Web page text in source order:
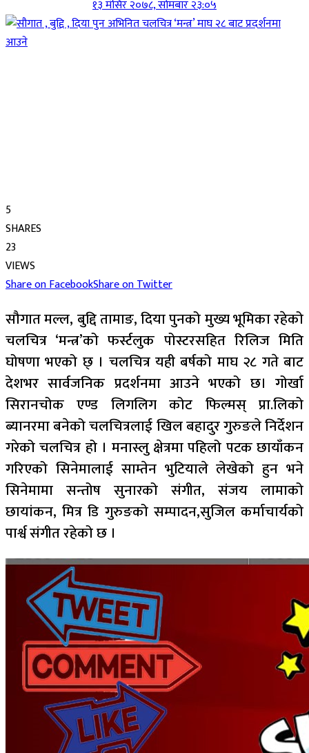
१३ मंसिर २०७८, सोमबार २३:०५
5
SHARES
23
VIEWS
Share on FacebookShare on Twitter
सौगात मल्ल, बुद्दि तामाङ, दिया पुनको मुख्य भूमिका रहेको
चलचित्र ‘मन्त्र’को फर्स्टलुक पोस्टरसहित रिलिज मिति
घोषणा भएको छ् । चलचित्र यही बर्षको माघ २८ गते बाट
देशभर सार्वजनिक प्रदर्शनमा आउने भएको छ। गोर्खा
सिरानचोक एण्ड लिगलिग कोट फिल्मस् प्रा.लिको
ब्यानरमा बनेको चलचित्रलाई खिल बहादुर गुरुङले निर्देशन
गरेको चलचित्र हो । मनास्लु क्षेत्रमा पहिलो पटक छायाँकन
गरिएको सिनेमालाई साम्तेन भुटियाले लेखेको हुन भने
सिनेमामा सन्तोष सुनारको संगीत, संजय लामाको
छायांकन, मित्र डि गुरुङको सम्पादन,सुजिल कर्माचार्यको
पार्श्व संगीत रहेको छ ।